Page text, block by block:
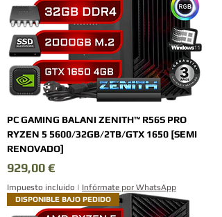
PC GAMING BALANI ZENITH™ R56S PRO
RYZEN 5 5600/32GB/2TB/GTX 1650 [SEMI
RENOVADO]
Precio
929,00 €
Impuesto incluido | Infórmate por WhatsApp
DISPONIBLE BAJO PEDIDO